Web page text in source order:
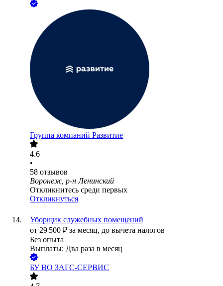
Группа компаний Развитие
4.6
•
58 отзывов
Воронеж, р-н Ленинский
Откликнитесь среди первых
Откликнуться
Уборщик служебных помещений
от 29 500 ₽ за месяц, до вычета налогов
Без опыта
Выплаты: Два раза в месяц
БУ ВО ЗАГС-СЕРВИС